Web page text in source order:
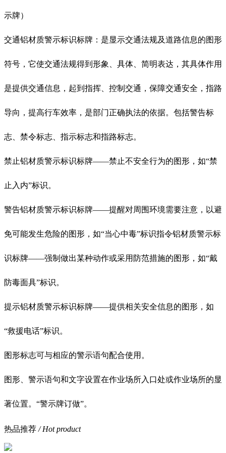
示牌）
交通铝材质警示标识标牌：是显示交通法规及道路信息的图形
符号，它使交通法规得到形象、具体、简明表达，其具体作用
是提供交通信息，起到指挥、控制交通，保障交通安全，指路
导向，提高行车效率，是部门正确执法的依据。包括警告标
志、禁令标志、指示标志和指路标志。
禁止铝材质警示标识标牌——禁止不安全行为的图形，如“禁
止入内”标识。
警告铝材质警示标识标牌——提醒对周围环境需要注意，以避
免可能发生危险的图形，如“当心中毒”标识指令铝材质警示标
识标牌——强制做出某种动作或采用防范措施的图形，如“戴
防毒面具”标识。
提示铝材质警示标识标牌——提供相关安全信息的图形，如
“救援电话”标识。
图形标志可与相应的警示语句配合使用。
图形、警示语句和文字设置在作业场所入口处或作业场所的显
著位置。“警示牌订做”。
热品推荐 / Hot product